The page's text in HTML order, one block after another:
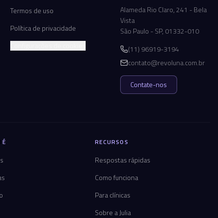
Termos de uso
Política de privacidade
Alameda Rio Claro, 241 - Bela
Vista
São Paulo - SP, 01332-010
(11) 96919-3194
contato@revoluna.com.br
Contate-nos
RECURSOS
Respostas rápidas
Como funciona
Para clínicas
Sobre a Julia